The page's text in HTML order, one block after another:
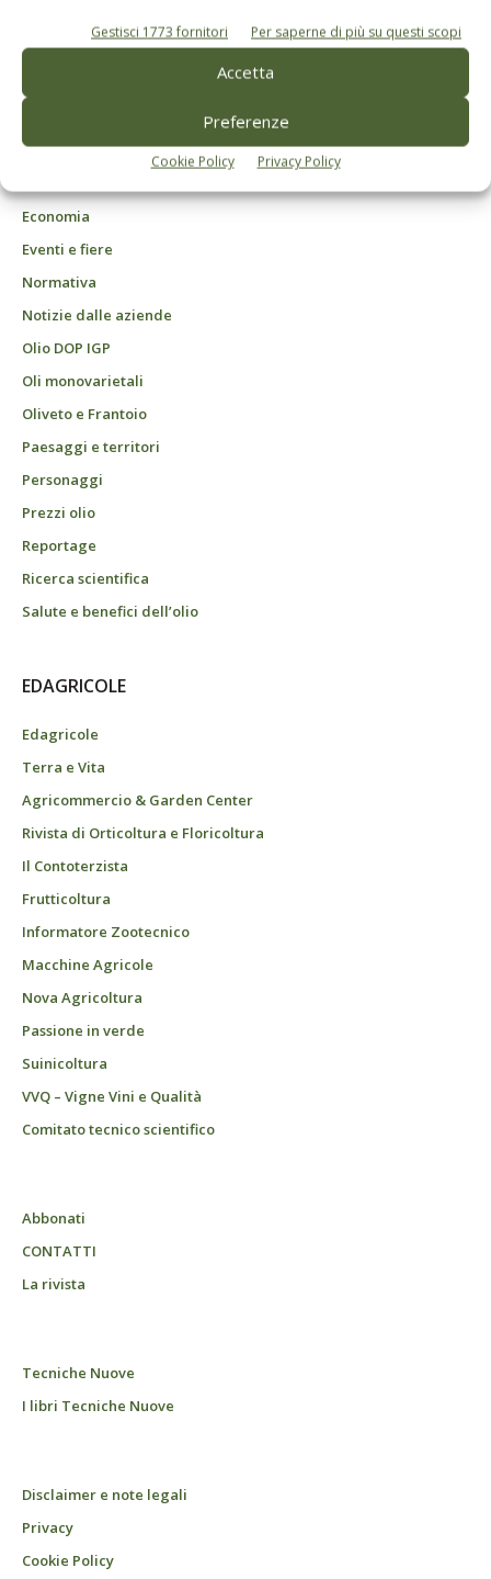
Gestisci 1773 fornitori Per saperne di più su questi scopi
Accetta
Preferenze
Cookie Policy Privacy Policy
imprese di Milano: 00753480151
Registrazione Tribunale di Milano n. 69 del 05/03/2014. Precedentemente
registrata presso il tribunale di Bologna n. 6776 del 04/03/1998
ROC "Poste italiane Spa - sped. A.P. - DL 353/2003 conv. L. 46/2004, art. 1c.1:
DCB Milano" Roc n. 24344 del 11 marzo 2014
Agrofarmaci – Difesa
Economia
Eventi e fiere
Normativa
Notizie dalle aziende
Olio DOP IGP
Oli monovarietali
Oliveto e Frantoio
Paesaggi e territori
Personaggi
Prezzi olio
Reportage
Ricerca scientifica
Salute e benefici dell’olio
EDAGRICOLE
Edagricole
Terra e Vita
Agricommercio & Garden Center
Rivista di Orticoltura e Floricoltura
Il Contoterzista
Frutticoltura
Informatore Zootecnico
Macchine Agricole
Nova Agricoltura
Passione in verde
Suinicoltura
VVQ – Vigne Vini e Qualità
Comitato tecnico scientifico
Abbonati
CONTATTI
La rivista
Tecniche Nuove
I libri Tecniche Nuove
Disclaimer e note legali
Privacy
Cookie Policy